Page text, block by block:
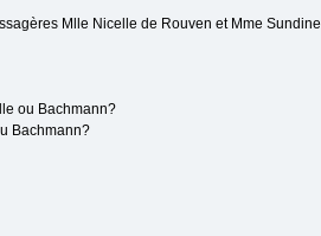
Mlle Nicelle de Rouven et Mme Sundine
ou Bachmann?
Bachmann?